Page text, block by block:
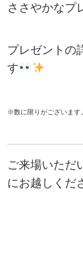
ささやかなプ
プレゼントの
す
※数に限りがございます。
ご来場いただ
にお越しくだ